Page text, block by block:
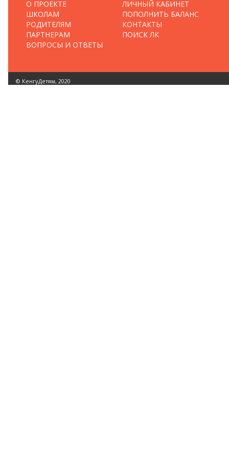
О ПРОЕКТЕ
ШКОЛАМ
РОДИТЕЛЯМ
ПАРТНЕРАМ
ВОПРОСЫ И ОТВЕТЫ
ЛИЧНЫЙ КАБИНЕТ
ПОПОЛНИТЬ БАЛАНС
КОНТАКТЫ
ПОИСК ЛК
© КенгуДетям, 2020